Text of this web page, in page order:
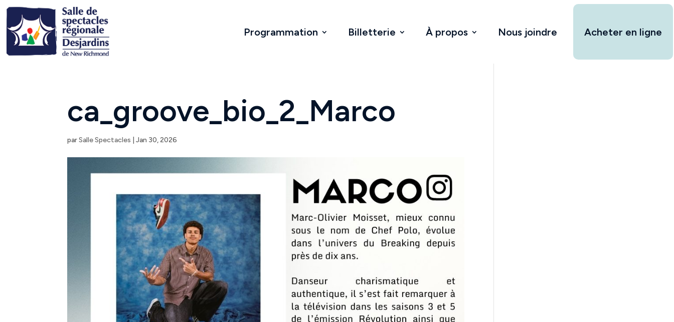
Programmation Billetterie À propos Nous joindre Acheter en ligne
ca_groove_bio_2_Marco
parSalle Spectacles |Jan 30, 2026